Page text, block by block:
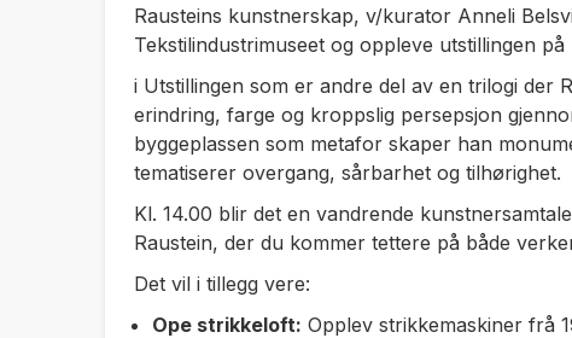
Rausteins kunstnerskap, v/kurator Anneli
Tekstilindustrimuseet og oppleve utstillingen
i Utstillingen som er andre del av en trilogi der
erindring, farge og kroppslig persepsjon
byggeplassen som metafor skaper han
tematiserer overgang, sårbarhet og tilhørighet.
Kl. 14.00 blir det en vandrende
Raustein, der du kommer tettere på både
Det vil i tillegg vere:
Ope strikkeloft: Opplev strikkemaskiner frå